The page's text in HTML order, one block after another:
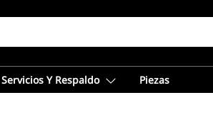
Servicios Y Respaldo Piezas